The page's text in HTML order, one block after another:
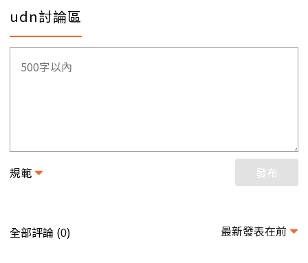
udn討論區
規範 發布
全部評論 (0) 最新發表在前